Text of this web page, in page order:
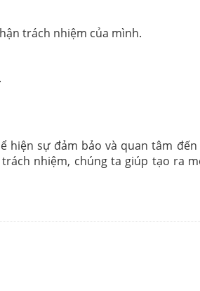
trách nhiệm của mình.
sự đảm bảo và quan tâm
nhiệm, chúng ta giúp tạo ra